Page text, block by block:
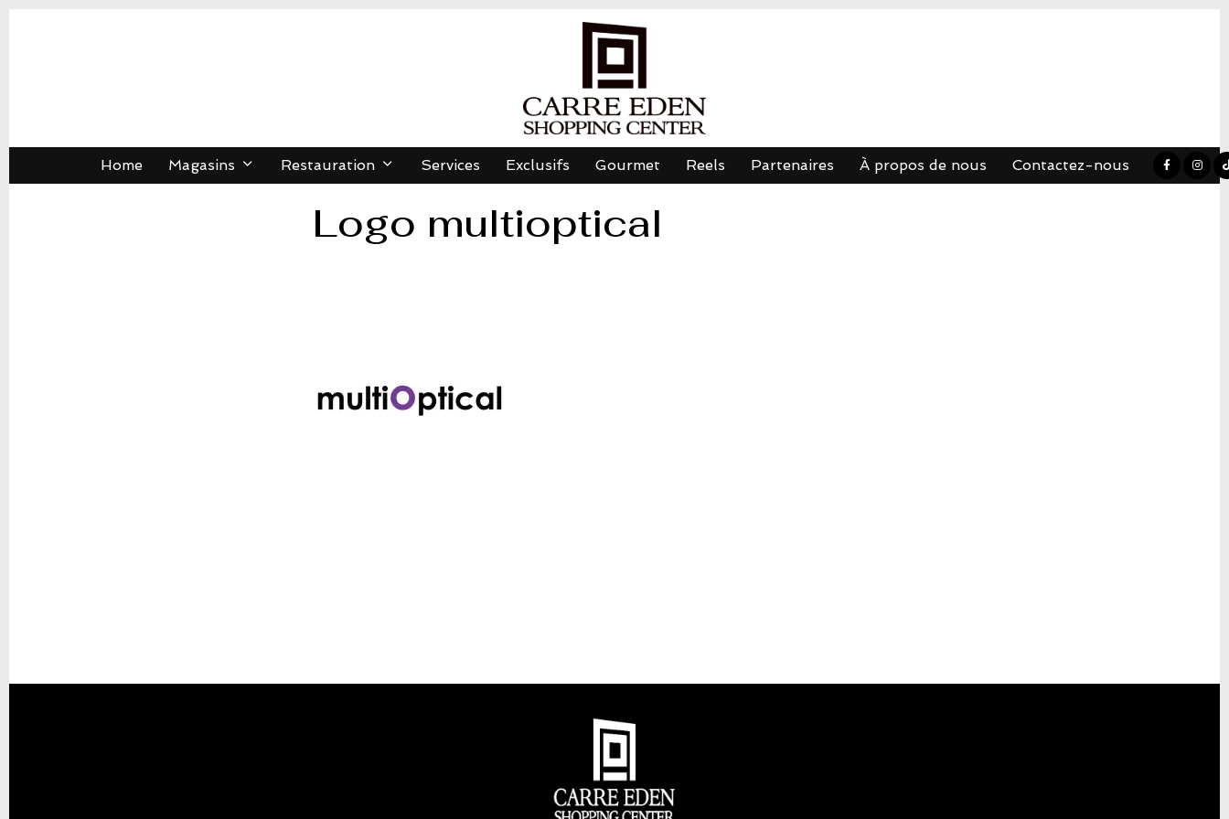
Home Magasins Restauration Services Exclusifs Gourmet Reels Partenaires À propos de nous Contactez-nous
Logo multioptical